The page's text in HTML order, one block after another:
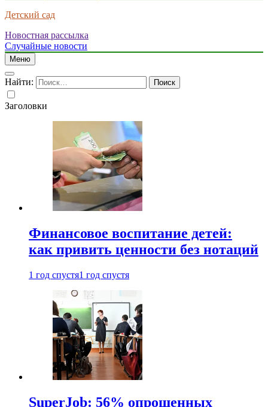
Детский сад
Новостная рассылка
Случайные новости
Меню
Найти:
Заголовки
Финансовое воспитание детей:
как привить ценности без нотаций
1 год спустя1 год спустя
SuperJob: 56% опрошенных